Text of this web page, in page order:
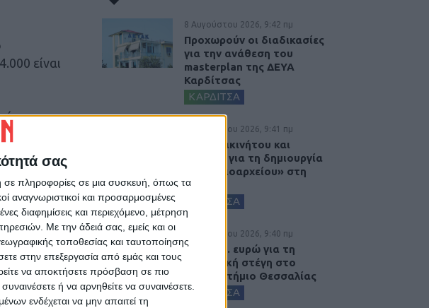
σας
σε πληροφορίες σε μια συσκευή, όπως τα
αναγνωριστικοί και προσαρμοσμένες
διαφημίσεις και περιεχόμενο, μέτρηση
Με την άδειά σας, εμείς και οι
τοποθεσίας και ταυτοποίησης
στην επεξεργασία από εμάς και τους
να αποκτήσετε πρόσβαση σε πιο
ή να αρνηθείτε να συναινέσετε.
ενδέχεται να μην απαιτεί τη
είναι
η
αγοράς
8 Αυγούστου 2026, 9:42 πμ
Προχωρούν οι διαδικασίες
για την ανάθεση του
masterplan της ΔΕΥΑ
Καρδίτσας
ΚΑΡΔΙΤΣΑ
8 Αυγούστου 2026, 9:41 πμ
Δωρεά ακινήτου και
μελέτης για τη δημιουργία
«Κειμηλιοαρχείου» στη
Ρεντίνα
ΚΑΡΔΙΤΣΑ
8 Αυγούστου 2026, 9:40 πμ
2,3 εκατ. ευρώ για τη
φοιτητική στέγη στο
Πανεπιστήμιο Θεσσαλίας
ΚΑΡΔΙΤΣΑ